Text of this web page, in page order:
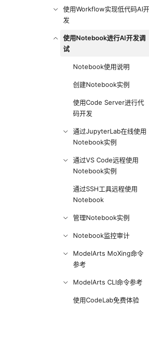
使用Workflow实现低代码AI开
发
使用Notebook进行AI开发调
试
Notebook使用说明
创建Notebook实例
使用Code Server进行代
码开发
通过JupyterLab在线使用
Notebook实例
通过VS Code远程使用
Notebook实例
通过SSH工具远程使用
Notebook
管理Notebook实例
Notebook监控审计
ModelArts MoXing命令
参考
ModelArts CLI命令参考
使用CodeLab免费体验